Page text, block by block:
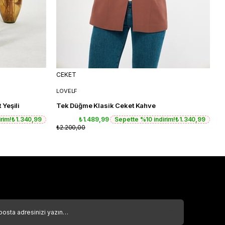
Yeşili
₺1.340,99
CEKET
LOVELF
Tek Düğme Klasik Ceket Kahve
₺1.489,99 Sepette %10 indirim!₺1.340,99
₺2.200,00